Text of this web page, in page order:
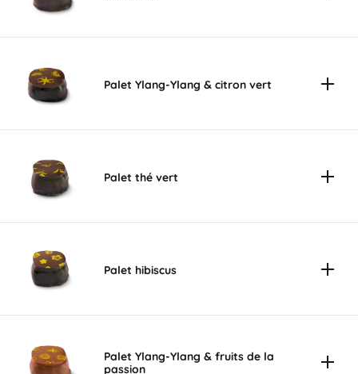
Palet Ylang-Ylang & citron vert
Palet thé vert
Palet hibiscus
Palet Ylang-Ylang & fruits de la
passion